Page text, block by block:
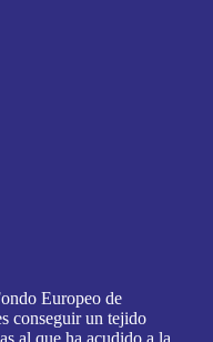
Europeo de
conseguir un tejido